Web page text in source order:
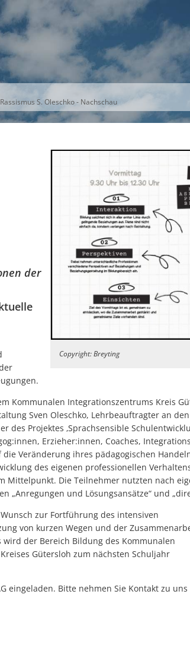
UNSER KREIS KARRIERE
S. Oleschko - Nachschau
Copyright: Breyting
der
Kommunalen Integrationszentrums Kreis
Sven Oleschko, Lehrbeauftragter an
des Projektes ‚Sprachsensible
Erzieher:innen, Coaches,
die Veränderung ihres pädagogischen
des eigenen professionellen
Mittelpunkt. Die Teilnehmer nutzten nach
„Anregungen und Lösungsansätze“ und
zur Fortführung des intensiven
von kurzen Wegen und der
wird der Bereich Bildung des Kommunalen
Gütersloh zum nächsten Schuljahr
eingeladen. Bitte nehmen Sie Kontakt zu uns